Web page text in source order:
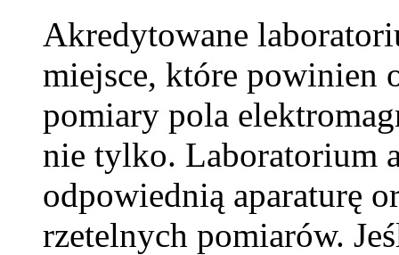
Akredytowane
miejsce, które powinien
pomiary pola
nie tylko. Laboratorium
odpowiednią aparaturę
rzetelnych pomiarów.